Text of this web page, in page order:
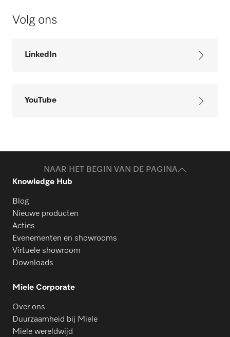
Volg ons
LinkedIn
YouTube
NAAR HET BEGIN VAN DE PAGINA
Knowledge Hub
Blog
Nieuwe producten
Acties
Evenementen en showrooms
Virtuele showroom
Downloads
Miele Corporate
Over ons
Duurzaamheid bij Miele
Miele wereldwijd